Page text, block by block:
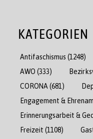
KATEGORIEN
Antifaschismus (1248)
AWO (333)
CORONA (681)
Engagement &
Erinnerungsarbeit &
Freizeit (1108)